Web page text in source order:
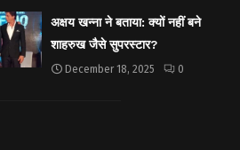
अक्षय खन्ना ने बताया: क्यों नहीं बने
शाहरुख जैसे सुपरस्टार?
December 18, 2025 0